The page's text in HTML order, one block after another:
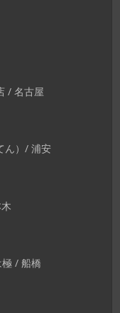
/ 名古屋
ん）/ 浦安
/ 船橋